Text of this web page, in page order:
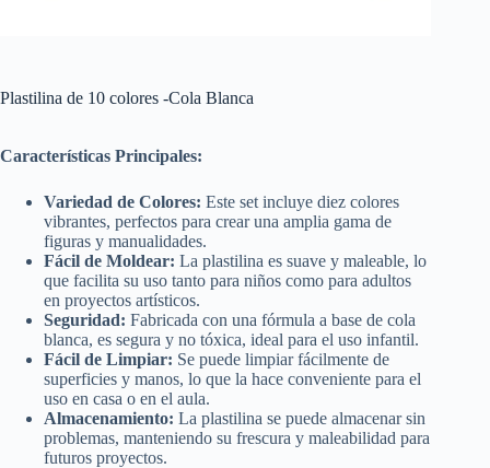
Plastilina de 10 colores -Cola Blanca
Características Principales:
Variedad de Colores: Este set incluye diez colores
vibrantes, perfectos para crear una amplia gama de
figuras y manualidades.
Fácil de Moldear: La plastilina es suave y maleable, lo
que facilita su uso tanto para niños como para adultos
en proyectos artísticos.
Seguridad: Fabricada con una fórmula a base de cola
blanca, es segura y no tóxica, ideal para el uso infantil.
Fácil de Limpiar: Se puede limpiar fácilmente de
superficies y manos, lo que la hace conveniente para el
uso en casa o en el aula.
Almacenamiento: La plastilina se puede almacenar sin
problemas, manteniendo su frescura y maleabilidad para
futuros proyectos.